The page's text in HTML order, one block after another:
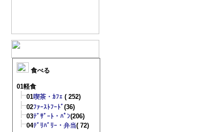
食べる
01軽食
01喫茶・ｶﾌｪ ( 252)
02ﾌｧｰｽﾄﾌｰﾄﾞ(36)
03ﾃﾞｻﾞｰﾄ・ﾊﾟﾝ(206)
04ﾃﾞﾘﾊﾞﾘｰ・弁当( 72)